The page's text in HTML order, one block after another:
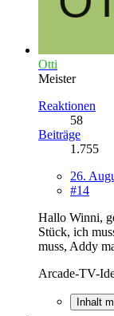
Otti
Meister
Reaktionen
58
Beiträge
1.755
26.
#14
Hallo Winni,
Stück, ich
muss, Addy
Arcade-TV-
Inhalt